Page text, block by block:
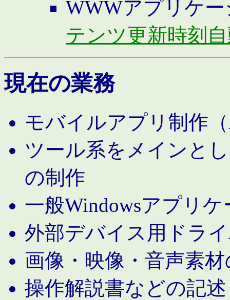
WWWアプリケ
テンツ更新時刻
現在の業務
モバイルアプリ制作
ツール系をメインと
の制作
一般Windowsアプリ
外部デバイス用ドラ
画像・映像・音声素
操作解説書などの記